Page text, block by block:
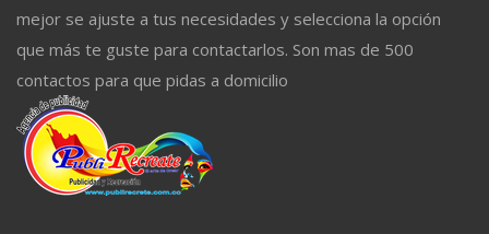
mejor se ajuste a tus necesidades y selecciona la opción
que más te guste para contactarlos. Son mas de 500
contactos para que pidas a domicilio